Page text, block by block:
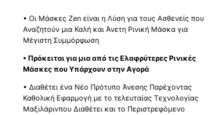
• Οι Μάσκες Zen είναι η Λύση για τους Ασθενείς που
Αναζητούν μια Καλή και Άνετη Ρινική Μάσκα για
Μέγιστη Συμμόρφωση
• Πρόκειται για μια από τις Ελαφρύτερες Ρινικές
Μάσκες που Υπάρχουν στην Αγορά
• Διαθέτει ένα Νέο Πρότυπο Άνεσης Παρέχοντας
Καθολική Εφαρμογή με το τελευταίας Τεχνολογίας
Μαξιλάριvπου Διαθέτει και το Περιστρεφόμενο